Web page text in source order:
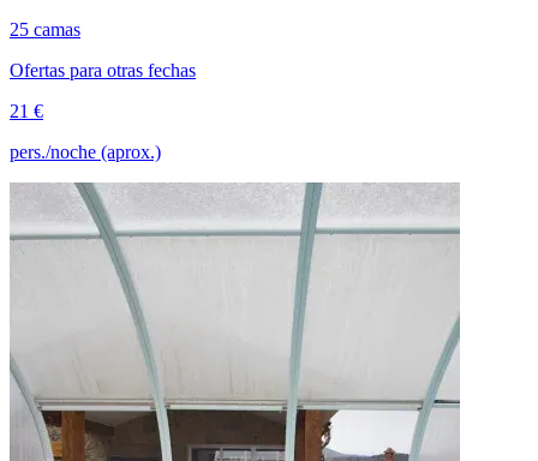
25 camas
Ofertas para otras fechas
21 €
pers./noche (aprox.)